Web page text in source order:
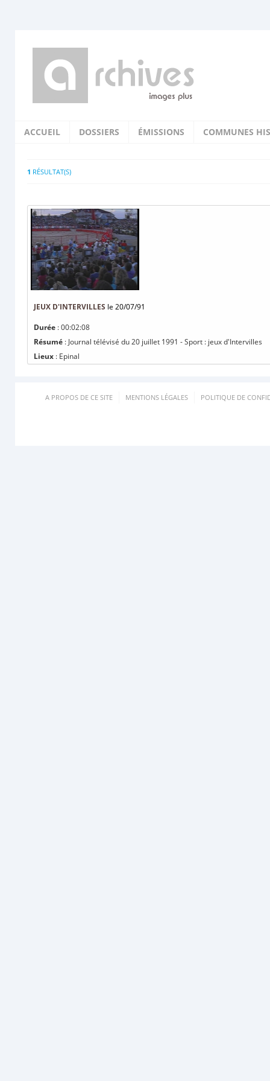
ACCUEIL DOSSIERS ÉMISSIONS COMMUNES
1 RÉSULTAT(S)
JEUX D'INTERVILLES le 20/07/91
Durée : 00:02:08
Résumé : Journal télévisé du 20 juillet 1991 - Sport : jeux d'Intervilles
Lieux : Epinal
A PROPOS DE CE SITE MENTIONS LÉGALES POLITIQUE DE